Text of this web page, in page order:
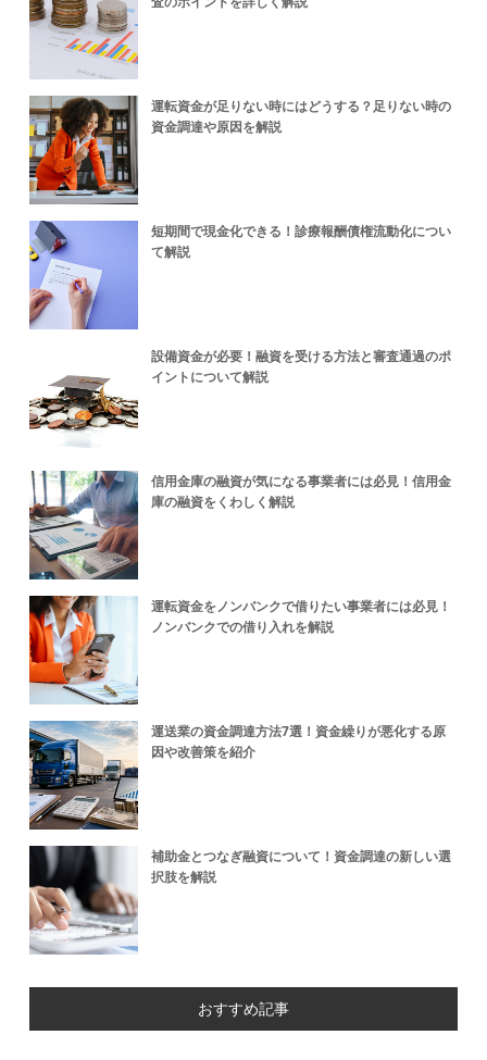
運転資金が足りない時にはどうする？足りない時の
資金調達や原因を解説
短期間で現金化できる！診療報酬債権流動化につい
て解説
設備資金が必要！融資を受ける方法と審査通過のポ
イントについて解説
信用金庫の融資が気になる事業者には必見！信用金
庫の融資をくわしく解説
運転資金をノンバンクで借りたい事業者には必見！
ノンバンクでの借り入れを解説
運送業の資金調達方法7選！資金繰りが悪化する原
因や改善策を紹介
補助金とつなぎ融資について！資金調達の新しい選
択肢を解説
おすすめ記事